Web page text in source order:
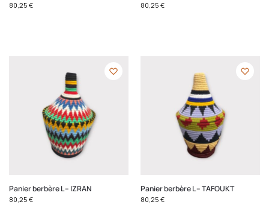
80,25 € 80,25 €
Panier berbère L – IZRAN
80,25 €
Panier berbère L – TAFOUKT
80,25 €